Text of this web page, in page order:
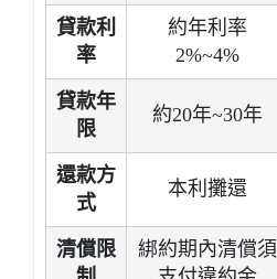
貸款利
率
約年利率
2%~4%
貸款年
限
約20年~30年
還款方
式
本利攤還
清償限
綁約期內清償須